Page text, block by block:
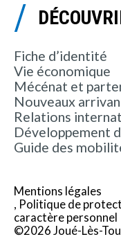
Fiche d’identité
Vie économique
Mécénat et
Nouveaux
Relations
Développement
Guide des
Mentions légales
Politique de
caractère personnel
©2026 Joué-Lès-